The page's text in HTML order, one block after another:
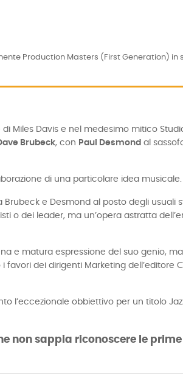
Production Masters (First Generation) in
Miles Davis e nel medesimo mitico
Brubeck, con Paul Desmond al
di una particolare idea musicale.
e Desmond al posto degli usuali
o dei leader, ma un’opera astratta
e matura espressione del suo genio,
dei dirigenti Marketing dell’editore
l’eccezionale obbiettivo per un titolo
non sappia riconoscere le